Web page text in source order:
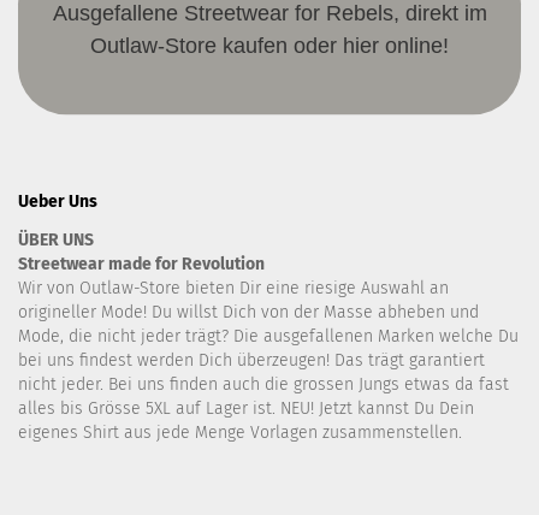
Ausgefallene Streetwear for Rebels, direkt im
Outlaw-Store kaufen oder hier online!
Ueber Uns
ÜBER UNS
Streetwear made for Revolution
Wir von Outlaw-Store bieten Dir eine riesige Auswahl an
origineller Mode! Du willst Dich von der Masse abheben und
Mode, die nicht jeder trägt? Die ausgefallenen Marken welche Du
bei uns findest werden Dich überzeugen! Das trägt garantiert
nicht jeder. Bei uns finden auch die grossen Jungs etwas da fast
alles bis Grösse 5XL auf Lager ist. NEU! Jetzt kannst Du Dein
eigenes Shirt aus jede Menge Vorlagen zusammenstellen.